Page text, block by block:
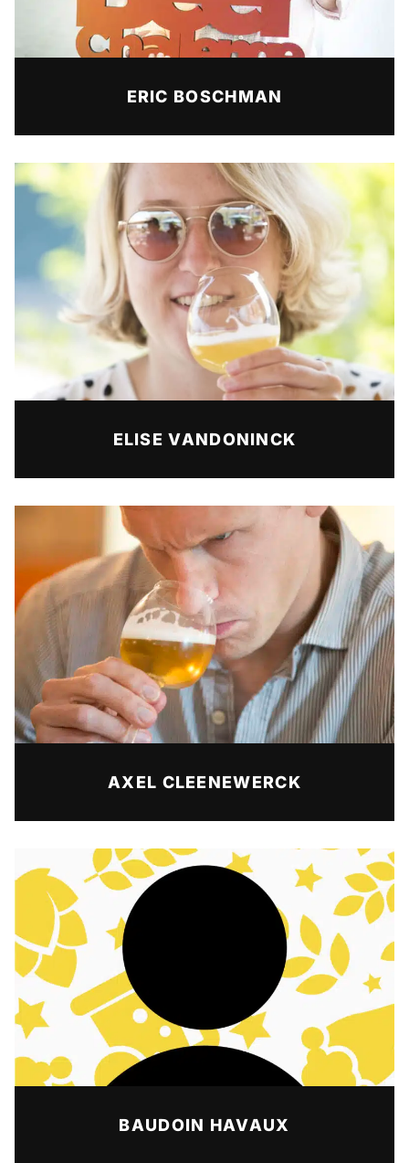
ERIC BOSCHMAN
ELISE VANDONINCK
AXEL CLEENEWERCK
BAUDOIN HAVAUX